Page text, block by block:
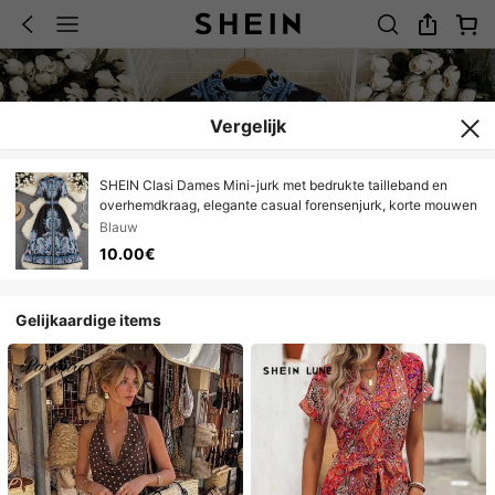
Vergelijk
SHEIN Clasi Dames Mini-jurk met bedrukte tailleband en
overhemdkraag, elegante casual forensenjurk, korte mouwen
Blauw
10.00€
Gelijkaardige items